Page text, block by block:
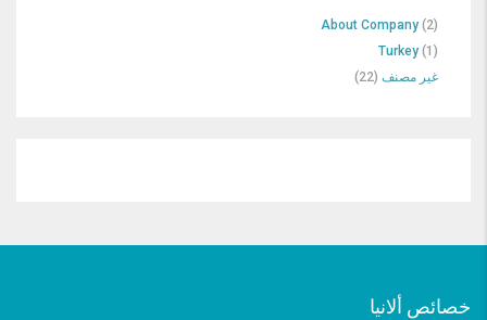
About Company (2)
Turkey (1)
غير مصنف (22)
خصائص ألانيا